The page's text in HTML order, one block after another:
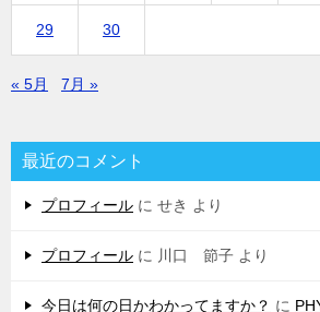
29 30
« 5月 7月 »
最近のコメント
プロフィール に せき より
プロフィール に 川口 節子 より
今日は何の日かわかってますか？ に